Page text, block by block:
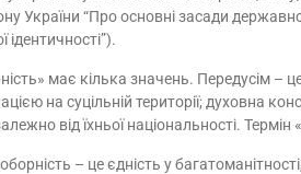
України “Про основні засади
ідентичності”).
має кілька значень. Передусім –
на суцільній території; духовна
від їхньої національності. Термін
– це єдність у